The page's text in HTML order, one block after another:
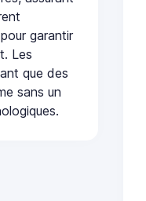
garantir
Les
que des
sans un